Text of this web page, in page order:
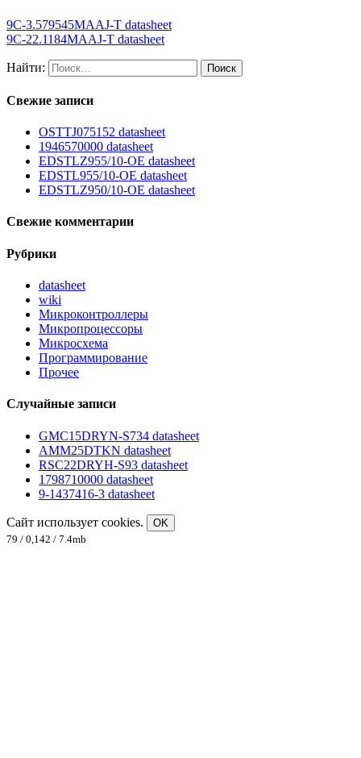
9C-3.579545MAAJ-T datasheet
9C-22.1184MAAJ-T datasheet
Найти:
Свежие записи
OSTTJ075152 datasheet
1946570000 datasheet
EDSTLZ955/10-OE datasheet
EDSTL955/10-OE datasheet
EDSTLZ950/10-OE datasheet
Свежие комментарии
Рубрики
datasheet
wiki
Микроконтроллеры
Микропроцессоры
Микросхема
Программирование
Прочее
Случайные записи
GMC15DRYN-S734 datasheet
AMM25DTKN datasheet
RSC22DRYH-S93 datasheet
1798710000 datasheet
9-1437416-3 datasheet
Сайт использует cookies.
OK
79 / 0,142 / 7.4mb